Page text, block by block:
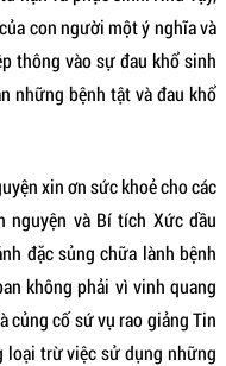
con người một ý nghĩa và
thông vào sự đau khổ sinh
những bệnh tật và đau khổ
xin ơn sức khoẻ cho các
nguyện và Bí tích Xức dầu
đặc sủng chữa lành bệnh
không phải vì vinh quang
củng cố sứ vụ rao giảng Tin
loại trừ việc sử dụng những